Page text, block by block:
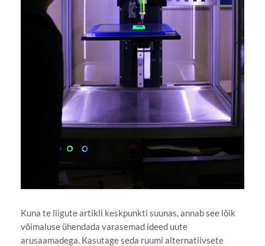
Kuna te liigute artikli keskpunkti suunas, annab see lõik
võimaluse ühendada varasemad ideed uute
arusaamadega. Kasutage seda ruumi alternatiivsete